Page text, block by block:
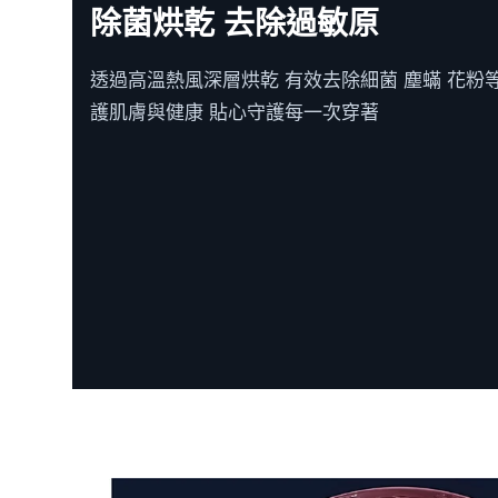
除菌烘乾 去除過敏原
透過高溫熱風深層烘乾 有效去除細菌 塵蟎 花粉
護肌膚與健康 貼心守護每一次穿著